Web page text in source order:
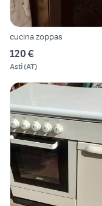
cucina zoppas
120 €
Asti(AT)